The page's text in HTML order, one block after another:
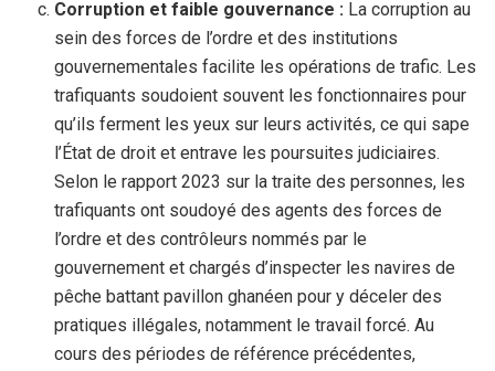
Corruption et faible gouvernance : La corruption au
sein des forces de l’ordre et des institutions
gouvernementales facilite les opérations de trafic. Les
trafiquants soudoient souvent les fonctionnaires pour
qu’ils ferment les yeux sur leurs activités, ce qui sape
l’État de droit et entrave les poursuites judiciaires.
Selon le rapport 2023 sur la traite des personnes, les
trafiquants ont soudoyé des agents des forces de
l’ordre et des contrôleurs nommés par le
gouvernement et chargés d’inspecter les navires de
pêche battant pavillon ghanéen pour y déceler des
pratiques illégales, notamment le travail forcé. Au
cours des périodes de référence précédentes,